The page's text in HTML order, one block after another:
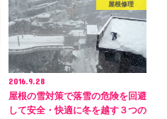
屋根修理
2016.9.28
屋根の雪対策で落雪の危険を回避
して安全・快適に冬を越す３つの